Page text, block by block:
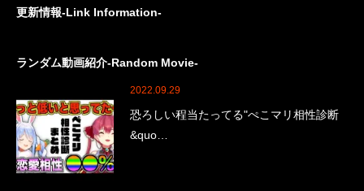
更新情報-Link Information-
ランダム動画紹介-Random Movie-
2022.09.29
恐ろしい程当たってる"ぺこマリ相性診断
&quo…